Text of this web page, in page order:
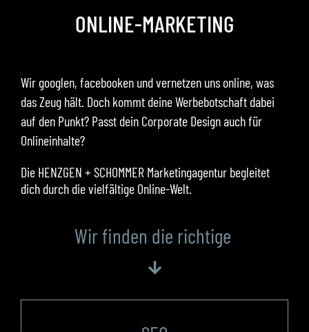
ONLINE-MARKETING
Wir googlen, facebooken und vernetzen uns online, was
das Zeug hält. Doch kommt deine Werbebotschaft dabei
auf den Punkt? Passt dein Corporate Design auch für
Onlineinhalte?
Die HENZGEN + SCHOMMER Marketingagentur begleitet
dich durch die vielfältige Online-Welt.
Wir finden die richtige